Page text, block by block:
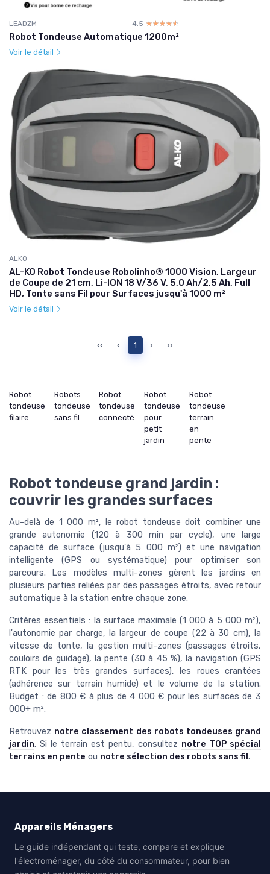
LEADZM 4.5 ☆☆☆☆☆
★★★★★
Robot Tondeuse Automatique 1200m²
Voir le détail
ALKO
AL-KO Robot Tondeuse Robolinho® 1000 Vision, Largeur
de Coupe de 21 cm, Li-ION 18 V/36 V, 5,0 Ah/2,5 Ah, Full
HD, Tonte sans Fil pour Surfaces jusqu'à 1000 m²
Voir le détail
‹‹ ‹ 1 › ››
Robot
tondeuse
filaire
Robots
tondeuse
sans fil
Robot
tondeuse
connecté
Robot
tondeuse
pour
petit
jardin
Robot
tondeuse
terrain
en
pente
Robot tondeuse grand jardin :
couvrir les grandes surfaces
Au-delà de 1 000 m², le robot tondeuse doit combiner une
grande autonomie (120 à 300 min par cycle), une large
capacité de surface (jusqu'à 5 000 m²) et une navigation
intelligente (GPS ou systématique) pour optimiser son
parcours. Les modèles multi-zones gèrent les jardins en
plusieurs parties reliées par des passages étroits, avec retour
automatique à la station entre chaque zone.
Critères essentiels : la surface maximale (1 000 à 5 000 m²),
l'autonomie par charge, la largeur de coupe (22 à 30 cm), la
vitesse de tonte, la gestion multi-zones (passages étroits,
couloirs de guidage), la pente (30 à 45 %), la navigation (GPS
RTK pour les très grandes surfaces), les roues crantées
(adhérence sur terrain humide) et le volume de la station.
Budget : de 800 € à plus de 4 000 € pour les surfaces de 3
000+ m².
Retrouvez notre classement des robots tondeuses grand
jardin. Si le terrain est pentu, consultez notre TOP spécial
terrains en pente ou notre sélection des robots sans fil .
Appareils Ménagers
Le guide indépendant qui teste, compare et explique
l'électroménager, du côté du consommateur, pour bien